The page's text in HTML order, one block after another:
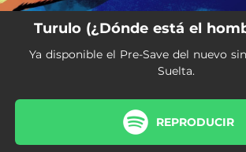
Turulo (¿Dónde está el
Ya disponible el Pre-Save del nuevo
Suelta.
REPRODUCIR